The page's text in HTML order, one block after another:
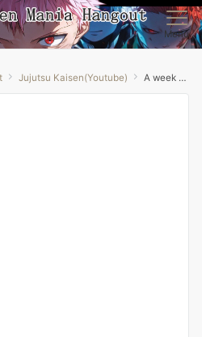
Menu
Jujutsu Kaisen(Youtube) A week Dragon become a god anime|| anime|| dark shadows|| jujutsu kaisen|| #video